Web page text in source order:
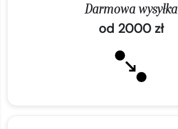
Darmowa wysyłka
od 2000 zł